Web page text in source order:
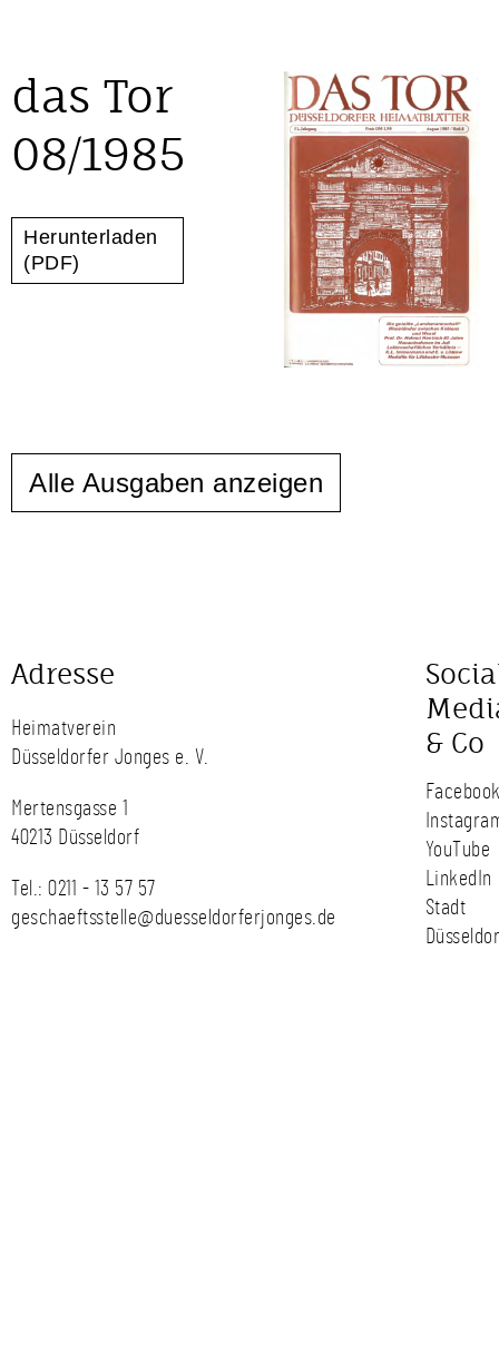
das Tor
08/1985
Herunterladen
(PDF)
Alle Ausgaben anzeigen
Adresse
Heimatverein
Düsseldorfer Jonges e. V.
Mertensgasse 1
40213 Düsseldorf
Tel.: 0211 - 13 57 57
geschaeftsstelle@duesseldorferjonges.de
& Co
YouTube
LinkedIn
Stadt